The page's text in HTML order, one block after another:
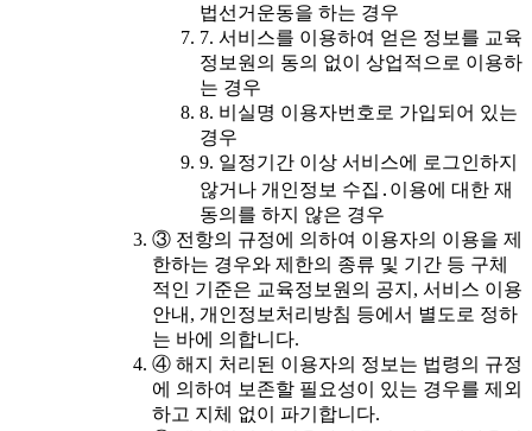
법선거운동을 하는 경우
7. 서비스를 이용하여 얻은 정보를 교육
정보원의 동의 없이 상업적으로 이용하
는 경우
8. 비실명 이용자번호로 가입되어 있는
경우
9. 일정기간 이상 서비스에 로그인하지
않거나 개인정보 수집․이용에 대한 재
동의를 하지 않은 경우
③ 전항의 규정에 의하여 이용자의 이용을 제
한하는 경우와 제한의 종류 및 기간 등 구체
적인 기준은 교육정보원의 공지, 서비스 이용
안내, 개인정보처리방침 등에서 별도로 정하
는 바에 의합니다.
④ 해지 처리된 이용자의 정보는 법령의 규정
에 의하여 보존할 필요성이 있는 경우를 제외
하고 지체 없이 파기합니다.